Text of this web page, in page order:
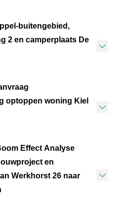
buitengebied,
2 en camperplaats De
optoppen woning Kiel
Effect Analyse
en
Werkhorst 26 naar